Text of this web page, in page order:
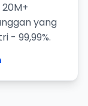
yang
- 99,99%.